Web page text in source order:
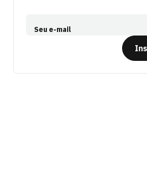
Seu e-mail